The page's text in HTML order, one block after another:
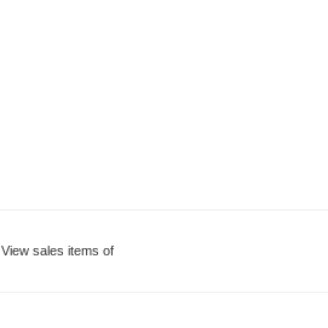
View sales items of